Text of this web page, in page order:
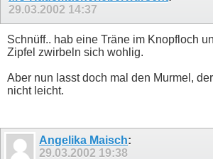
29.03.2002 14:37
Schnüff.. hab eine Träne im Knopfloch
Zipfel zwirbeln sich wohlig.
Aber nun lasst doch mal den Murmel,
nicht leicht.
Angelika Maisch:
29.03.2002 19:38